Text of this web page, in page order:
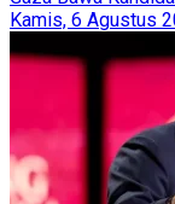
Kamis, 6 Agustus